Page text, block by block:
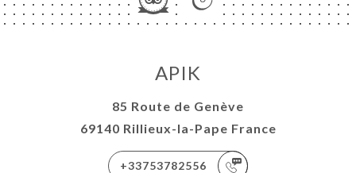
APIK
85 Route de Genève
69140 Rillieux-la-Pape France
+33753782556